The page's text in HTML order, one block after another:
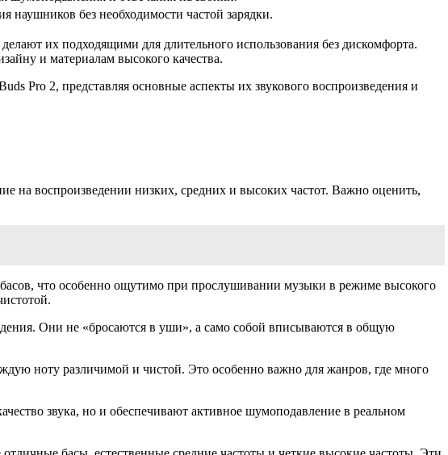
наушников без необходимости частой зарядки.
их подходящими для длительного использования без дискомфорта.
и материалам высокого качества.
Pro 2, представляя основные аспекты их звукового воспроизведения и
на воспроизведении низких, средних и высоких частот. Важно оценить,
что особенно ощутимо при прослушивании музыки в режиме высокого
Они не «бросаются в уши», а само собой вписываются в общую
ноту различимой и чистой. Это особенно важно для жанров, где много
звука, но и обеспечивают активное шумоподавление в реальном